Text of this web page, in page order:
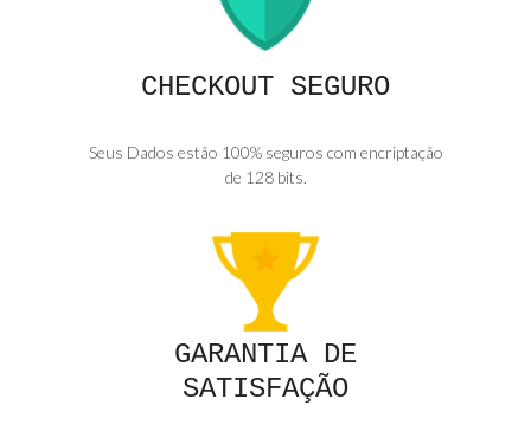
CHECKOUT SEGURO
Seus Dados estão 100% seguros com encriptação
de 128 bits.
GARANTIA DE
SATISFAÇÃO